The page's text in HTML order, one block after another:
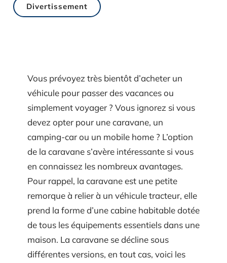
Divertissement
Vous prévoyez très bientôt d’acheter un
véhicule pour passer des vacances ou
simplement voyager ? Vous ignorez si vous
devez opter pour une caravane, un
camping-car ou un mobile home ? L’option
de la caravane s’avère intéressante si vous
en connaissez les nombreux avantages.
Pour rappel, la caravane est une petite
remorque à relier à un véhicule tracteur, elle
prend la forme d’une cabine habitable dotée
de tous les équipements essentiels dans une
maison. La caravane se décline sous
différentes versions, en tout cas, voici les